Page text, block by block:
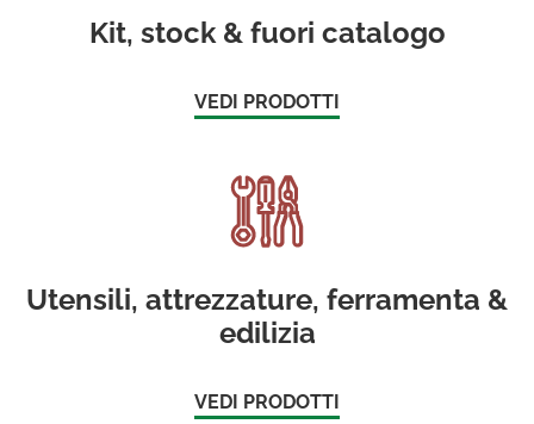
Kit, stock & fuori catalogo
VEDI PRODOTTI
Utensili, attrezzature, ferramenta &
edilizia
VEDI PRODOTTI